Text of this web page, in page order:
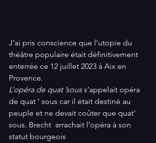
J’ai pris conscience que l’utopie du
théâtre populaire était définitivement
enterrée ce 12 juillet 2023 à Aix en
Provence.
L’opéra de quat ’sous s’appelait opéra
de quat ‘ sous car il était destiné au
peuple et ne devait coûter que quat’
sous. Brecht  arrachait l’opéra à son
statut bourgeois